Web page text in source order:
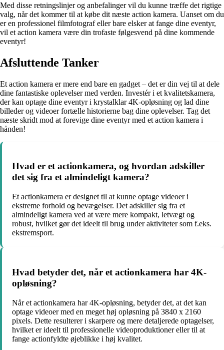
Med disse retningslinjer og anbefalinger vil du kunne træffe det rigtige
valg, når det kommer til at købe dit næste action kamera. Uanset om du
er en professionel filmfotograf eller bare elsker at fange dine eventyr,
vil et action kamera være din trofaste følgesvend på dine kommende
eventyr!
Afsluttende Tanker
Et action kamera er mere end bare en gadget – det er din vej til at dele
dine fantastiske oplevelser med verden. Investér i et kvalitetskamera,
der kan optage dine eventyr i krystalklar 4K-opløsning og lad dine
billeder og videoer fortælle historierne bag dine oplevelser. Tag det
næste skridt mod at forevige dine eventyr med et action kamera i
hånden!
Hvad er et actionkamera, og hvordan adskiller
det sig fra et almindeligt kamera?
Et actionkamera er designet til at kunne optage videoer i
ekstreme forhold og bevægelser. Det adskiller sig fra et
almindeligt kamera ved at være mere kompakt, letvægt og
robust, hvilket gør det ideelt til brug under aktiviteter som f.eks.
ekstremsport.
Hvad betyder det, når et actionkamera har 4K-
opløsning?
Når et actionkamera har 4K-opløsning, betyder det, at det kan
optage videoer med en meget høj opløsning på 3840 x 2160
pixels. Dette resulterer i skarpere og mere detaljerede optagelser,
hvilket er ideelt til professionelle videoproduktioner eller til at
fange actionfyldte øjeblikke i høj kvalitet.